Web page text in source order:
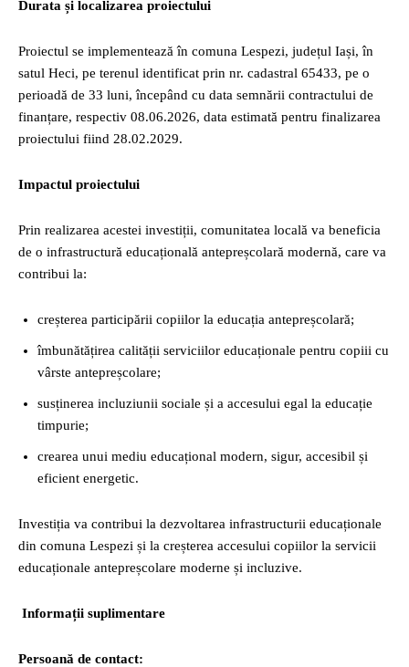
Durata și localizarea proiectului
Proiectul se implementează în comuna Lespezi, județul Iași, în
satul Heci, pe terenul identificat prin nr. cadastral 65433, pe o
perioadă de 33 luni, începând cu data semnării contractului de
finanțare, respectiv 08.06.2026, data estimată pentru finalizarea
proiectului fiind 28.02.2029.
Impactul proiectului
Prin realizarea acestei investiții, comunitatea locală va beneficia
de o infrastructură educațională antepreșcolară modernă, care va
contribui la:
creșterea participării copiilor la educația antepreșcolară;
îmbunătățirea calității serviciilor educaționale pentru copiii cu
vârste antepreșcolare;
susținerea incluziunii sociale și a accesului egal la educație
timpurie;
crearea unui mediu educațional modern, sigur, accesibil și
eficient energetic.
Investiția va contribui la dezvoltarea infrastructurii educaționale
din comuna Lespezi și la creșterea accesului copiilor la servicii
educaționale antepreșcolare moderne și incluzive.
Informații suplimentare
Persoană de contact: